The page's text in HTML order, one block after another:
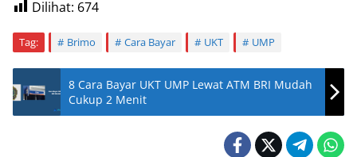
Dilihat: 674
Tag: Brimo Cara Bayar UKT UMP
8 Cara Bayar UKT UMP Lewat ATM BRI Mudah
Cukup 2 Menit